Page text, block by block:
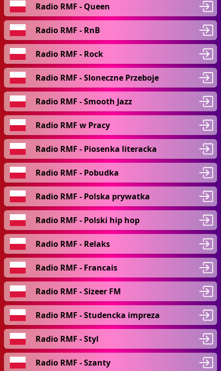
Radio RMF - Queen
Radio RMF - RnB
Radio RMF - Rock
Radio RMF - Sloneczne Przeboje
Radio RMF - Smooth Jazz
Radio RMF w Pracy
Radio RMF - Piosenka literacka
Radio RMF - Pobudka
Radio RMF - Polska prywatka
Radio RMF - Polski hip hop
Radio RMF - Relaks
Radio RMF - Francais
Radio RMF - Sizeer FM
Radio RMF - Studencka impreza
Radio RMF - Styl
Radio RMF - Szanty